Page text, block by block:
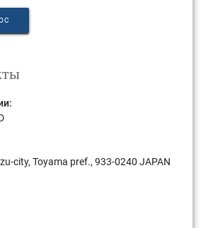
city, Toyama pref., 933-0240 JAPAN